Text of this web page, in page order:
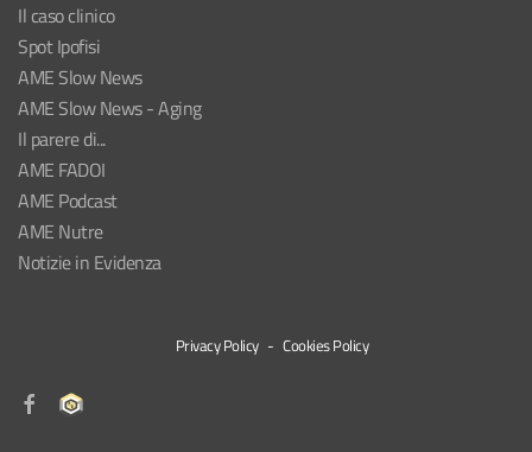
Il caso clinico
Spot Ipofisi
AME Slow News
AME Slow News - Aging
Il parere di...
AME FADOI
AME Podcast
AME Nutre
Notizie in Evidenza
Privacy Policy-Cookies Policy